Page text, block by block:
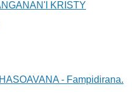
KRISTY
- Fampidirana.